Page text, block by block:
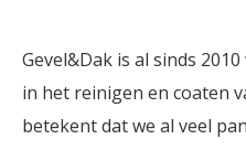
Gevel&Dak is al sinds
in het reinigen en coaten
betekent dat we al veel